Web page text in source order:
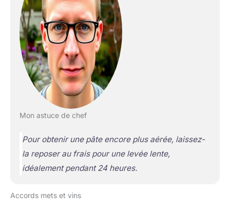
Mon astuce de chef
Pour obtenir une pâte encore plus aérée, laissez-
la reposer au frais pour une levée lente,
idéalement pendant 24 heures.
Accords mets et vins